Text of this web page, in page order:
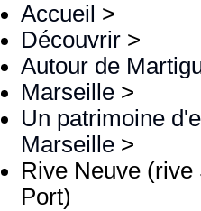
Accueil >
Découvrir >
Autour de
Marseille >
Un patrimoine
Marseille >
Rive Neuve (rive
Port)